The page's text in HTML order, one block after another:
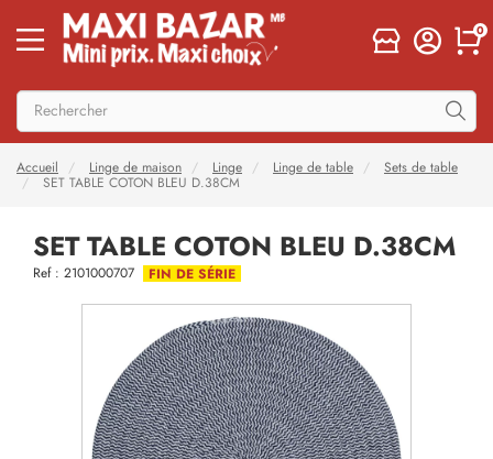
0
Accueil Linge de maison Linge Linge de table
Sets de table
SET TABLE COTON BLEU D.38CM
SET TABLE COTON BLEU D.38CM
Ref : 2101000707 FIN DE SÉRIE